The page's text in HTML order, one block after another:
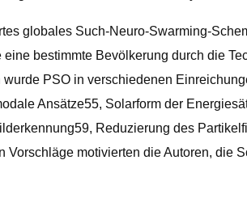
globales Such-Neuro-Swarming-
bestimmte Bevölkerung durch die
PSO in verschiedenen
Ansätze55, Solarform der
Reduzierung des
motivierten die Autoren, die